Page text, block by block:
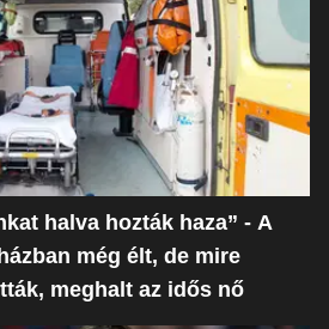
halva hozták haza” - A
még élt, de mire
meghalt az idős nő